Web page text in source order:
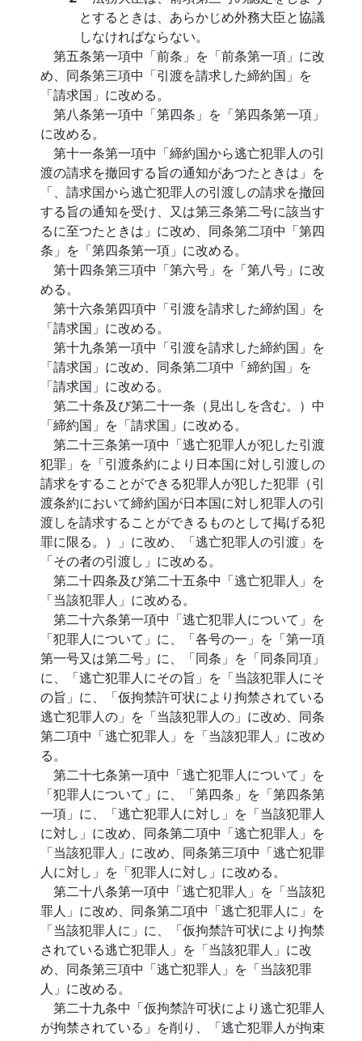
とするときは、あらかじめ外務大臣と協議
しなければならない。
第五条第一項中「前条」を「前条第一項」に改
め、同条第三項中「引渡を請求した締約国」を
「請求国」に改める。
第八条第一項中「第四条」を「第四条第一項」
に改める。
第十一条第一項中「締約国から逃亡犯罪人の引
渡の請求を撤回する旨の通知があつたときは」を
「、請求国から逃亡犯罪人の引渡しの請求を撤回
する旨の通知を受け、又は第三条第二号に該当す
るに至つたときは」に改め、同条第二項中「第四
条」を「第四条第一項」に改める。
第十四条第三項中「第六号」を「第八号」に改
める。
第十六条第四項中「引渡を請求した締約国」を
「請求国」に改める。
第十九条第一項中「引渡を請求した締約国」を
「請求国」に改め、同条第二項中「締約国」を
「請求国」に改める。
第二十条及び第二十一条（見出しを含む。）中
「締約国」を「請求国」に改める。
第二十三条第一項中「逃亡犯罪人が犯した引渡
犯罪」を「引渡条約により日本国に対し引渡しの
請求をすることができる犯罪人が犯した犯罪（引
渡条約において締約国が日本国に対し犯罪人の引
渡しを請求することができるものとして掲げる犯
罪に限る。）」に改め、「逃亡犯罪人の引渡」を
「その者の引渡し」に改める。
第二十四条及び第二十五条中「逃亡犯罪人」を
「当該犯罪人」に改める。
第二十六条第一項中「逃亡犯罪人について」を
「犯罪人について」に、「各号の一」を「第一項
第一号又は第二号」に、「同条」を「同条同項」
に、「逃亡犯罪人にその旨」を「当該犯罪人にそ
の旨」に、「仮拘禁許可状により拘禁されている
逃亡犯罪人の」を「当該犯罪人の」に改め、同条
第二項中「逃亡犯罪人」を「当該犯罪人」に改め
る。
第二十七条第一項中「逃亡犯罪人について」を
「犯罪人について」に、「第四条」を「第四条第
一項」に、「逃亡犯罪人に対し」を「当該犯罪人
に対し」に改め、同条第二項中「逃亡犯罪人」を
「当該犯罪人」に改め、同条第三項中「逃亡犯罪
人に対し」を「犯罪人に対し」に改める。
第二十八条第一項中「逃亡犯罪人」を「当該犯
罪人」に改め、同条第二項中「逃亡犯罪人に」を
「当該犯罪人に」に、「仮拘禁許可状により拘禁
されている逃亡犯罪人」を「当該犯罪人」に改
め、同条第三項中「逃亡犯罪人」を「当該犯罪
人」に改める。
第二十九条中「仮拘禁許可状により逃亡犯罪人
が拘禁されている」を削り、「逃亡犯罪人が拘束